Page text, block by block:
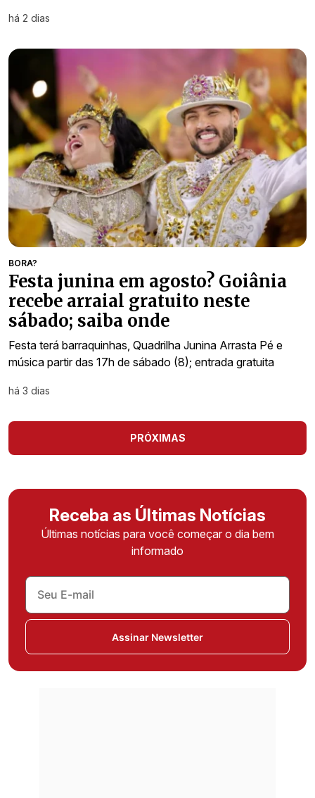
há 2 dias
BORA?
Festa junina em agosto? Goiânia
recebe arraial gratuito neste
sábado; saiba onde
Festa terá barraquinhas, Quadrilha Junina Arrasta Pé e
música partir das 17h de sábado (8); entrada gratuita
há 3 dias
PRÓXIMAS
Receba as Últimas Notícias
Últimas notícias para você começar o dia bem
informado
Assinar Newsletter